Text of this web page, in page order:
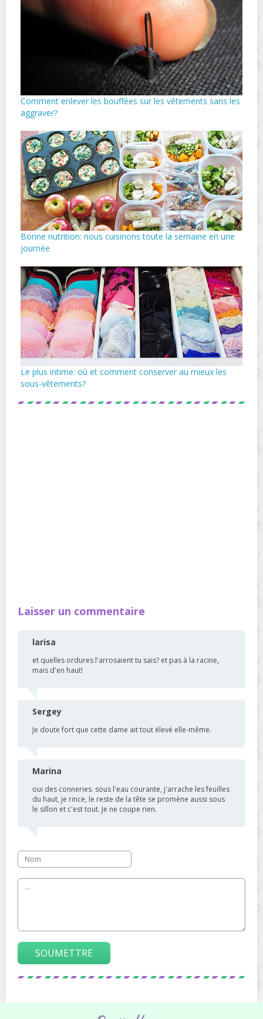
Comment enlever les bouffées sur les vêtements sans les
aggraver?
Bonne nutrition: nous cuisinons toute la semaine en une
journée
Le plus intime: où et comment conserver au mieux les
sous-vêtements?
Laisser un commentaire
larisa
et quelles ordures l'arrosaient tu sais? et pas à la racine,
mais d'en haut!
Sergey
Je doute fort que cette dame ait tout élevé elle-même.
Marina
oui des conneries. sous l'eau courante, j'arrache les feuilles
du haut, je rince, le reste de la tête se promène aussi sous
le sillon et c'est tout. Je ne coupe rien.
SOUMETTRE